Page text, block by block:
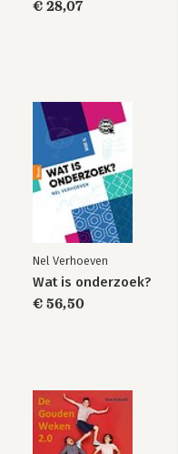
€ 28,07
Nel Verhoeven
Wat is onderzoek?
€ 56,50